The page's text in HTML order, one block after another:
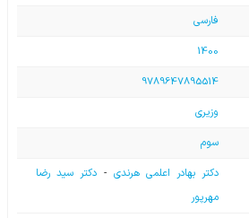
فارسی
1400
9789647895514
وزیری
سوم
دکتر بهادر اعلمی هرندی- دکتر سید رضا
مهرپور